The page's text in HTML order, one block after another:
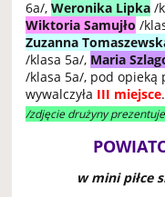
6a/,Weronika Lipka /
Wiktoria Samujło /
Zuzanna
/klasa 5a/, Maria
/klasa 5a/, pod opieką
wywalczyła III miejsce
/zdjęcie drużyny
w mini piłce